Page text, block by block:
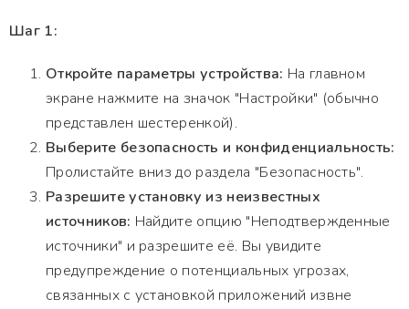
Шаг 1:
Откройте параметры устройства: На главном
экране нажмите на значок "Настройки" (обычно
представлен шестеренкой).
Выберите безопасность и конфиденциальность:
Пролистайте вниз до раздела "Безопасность".
Разрешите установку из неизвестных
источников: Найдите опцию "Неподтвержденные
источники" и разрешите её. Вы увидите
предупреждение о потенциальных угрозах,
связанных с установкой приложений извне